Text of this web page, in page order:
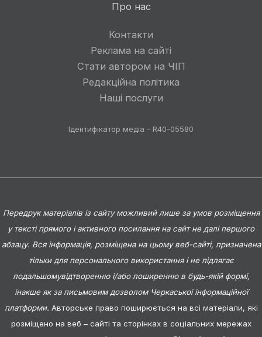
Про нас
Контакти
Реклама на сайті
Стати автором на ЧІП
Редакційна політика
Наші послуги
Ідентифікатор медіа - R40-05580
Передрук матеріалів із сайту можливий лише за умов розміщення
у тексті прямого і активного посилання на сайт не далі першого
абзацу. Вся інформація, розміщена на цьому веб-сайті, призначена
тільки для персонального використання і не підлягає
подальшомувідтворенню і/або поширенню в будь-якій формі,
інакше як за письмовим дозволом Черкаської інформаційної
платформи. Авторське право поширюється на всі матеріали, які
розміщено на веб – сайті та сторінках в соціальних мережах